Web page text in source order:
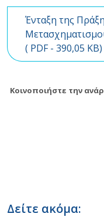
Ένταξη της
( PDF- 390,05 KB)
Κοινοποιήστε την
Δείτε ακόμα: